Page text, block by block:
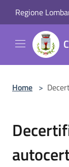
Regione
Home >